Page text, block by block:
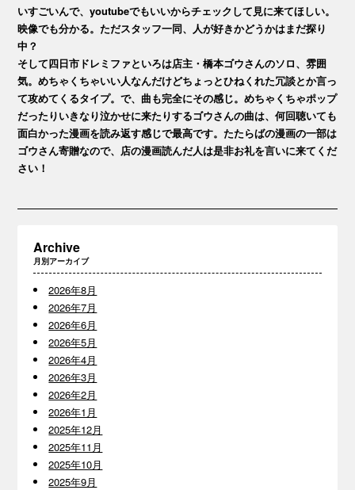
いすごいんで、youtubeでもいいからチェックして見に来てほしい。
映像でも分かる。ただスタッフ一同、人が好きかどうかはまだ探り
中？
そして四日市ドレミファといろは店主・橋本ゴウさんのソロ、雰囲
気。めちゃくちゃいい人なんだけどちょっとひねくれた冗談とか言っ
て攻めてくるタイプ。で、曲も完全にその感じ。めちゃくちゃポップ
だったりいきなり泣かせに来たりするゴウさんの曲は、何回聴いても
面白かった漫画を読み返す感じで最高です。たたらばの漫画の一部は
ゴウさん寄贈なので、店の漫画読んだ人は是非お礼を言いに来てくだ
さい！
Archive
月別アーカイブ
2026年8月
2026年7月
2026年6月
2026年5月
2026年4月
2026年3月
2026年2月
2026年1月
2025年12月
2025年11月
2025年10月
2025年9月